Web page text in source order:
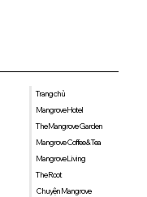
Trang chủ
Mangrove Hotel
The Mangrove Garden
Mangrove Coffee & Tea
Mangrove Living
The Root
Chuyện Mangrove